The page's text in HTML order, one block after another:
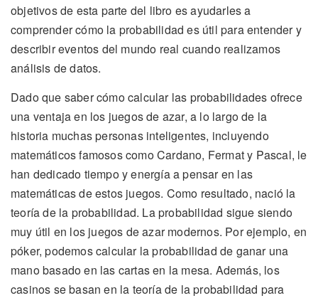
objetivos de esta parte del libro es ayudarles a
comprender cómo la probabilidad es útil para entender y
describir eventos del mundo real cuando realizamos
análisis de datos.
Dado que saber cómo calcular las probabilidades ofrece
una ventaja en los juegos de azar, a lo largo de la
historia muchas personas inteligentes, incluyendo
matemáticos famosos como Cardano, Fermat y Pascal, le
han dedicado tiempo y energía a pensar en las
matemáticas de estos juegos. Como resultado, nació la
teoría de la probabilidad. La probabilidad sigue siendo
muy útil en los juegos de azar modernos. Por ejemplo, en
póker, podemos calcular la probabilidad de ganar una
mano basado en las cartas en la mesa. Además, los
casinos se basan en la teoría de la probabilidad para